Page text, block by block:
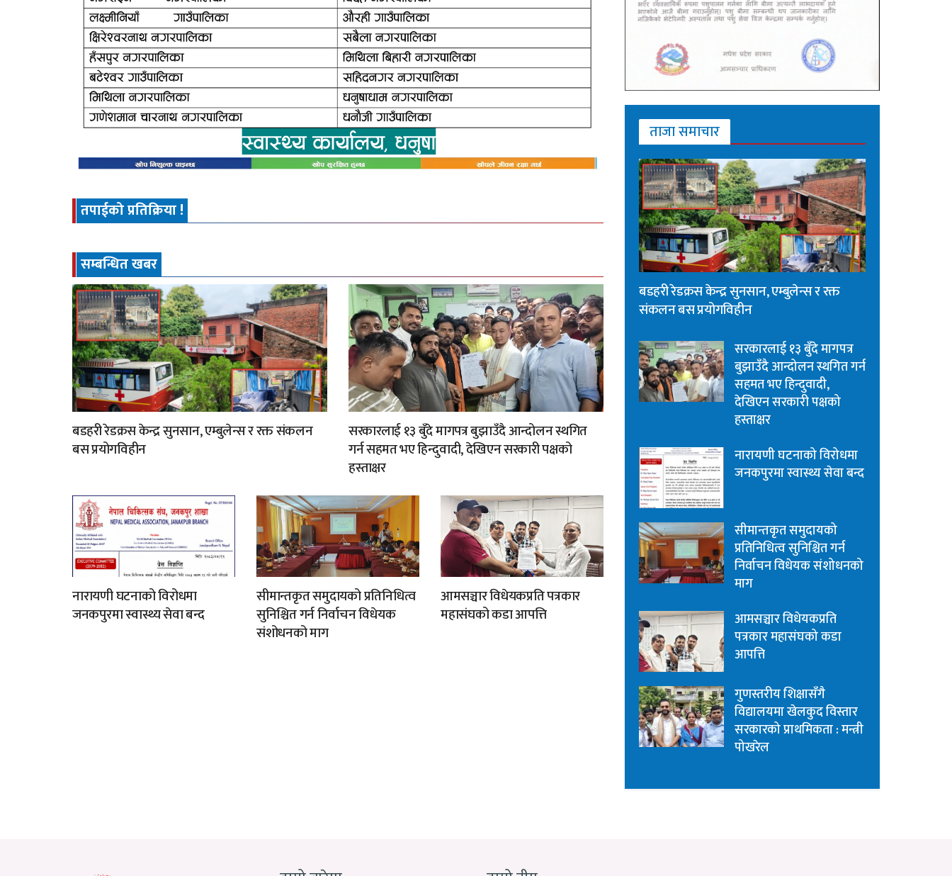
तपाईको प्रतिक्रिया !
सम्बन्धित खबर
बडहरी रेडक्रस केन्द्र सुनसान, एम्बुलेन्स र रक्त संकलन
बस प्रयोगविहीन
सरकारलाई १३ बुँदे मागपत्र बुझाउँदै आन्दोलन स्थगित
गर्न सहमत भए हिन्दुवादी, देखिएन सरकारी पक्षको
हस्ताक्षर
नारायणी घटनाको विरोधमा
जनकपुरमा स्वास्थ्य सेवा बन्द
सीमान्तकृत समुदायको प्रतिनिधित्व
सुनिश्चित गर्न निर्वाचन विधेयक
संशोधनको माग
आमसञ्चार विधेयकप्रति पत्रकार
महासंघको कडा आपत्ति
ताजा समाचार
बडहरी रेडक्रस केन्द्र सुनसान, एम्बुलेन्स र रक्त
संकलन बस प्रयोगविहीन
सरकारलाई १३ बुँदे मागपत्र
बुझाउँदै आन्दोलन स्थगित गर्न
सहमत भए हिन्दुवादी,
देखिएन सरकारी पक्षको
हस्ताक्षर
नारायणी घटनाको विरोधमा
जनकपुरमा स्वास्थ्य सेवा बन्द
सीमान्तकृत समुदायको
प्रतिनिधित्व सुनिश्चित गर्न
निर्वाचन विधेयक संशोधनको
माग
आमसञ्चार विधेयकप्रति
पत्रकार महासंघको कडा
आपत्ति
गुणस्तरीय शिक्षासँगै
विद्यालयमा खेलकुद विस्तार
सरकारको प्राथमिकता : मन्त्री
पोखरेल